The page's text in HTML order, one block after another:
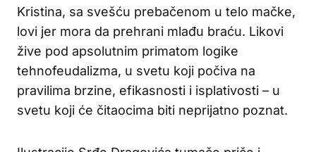
Kristina, sa svešću prebačenom u telo mačke,
lovi jer mora da prehrani mlađu braću. Likovi
žive pod apsolutnim primatom logike
tehnofeudalizma, u svetu koji počiva na
pravilima brzine, efikasnosti i isplativosti – u
svetu koji će čitaocima biti neprijatno poznat.